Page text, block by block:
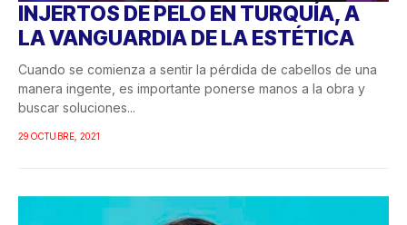
INJERTOS DE PELO EN TURQUÍA, A
LA VANGUARDIA DE LA ESTÉTICA
Cuando se comienza a sentir la pérdida de cabellos de una
manera ingente, es importante ponerse manos a la obra y
buscar soluciones...
29 OCTUBRE, 2021